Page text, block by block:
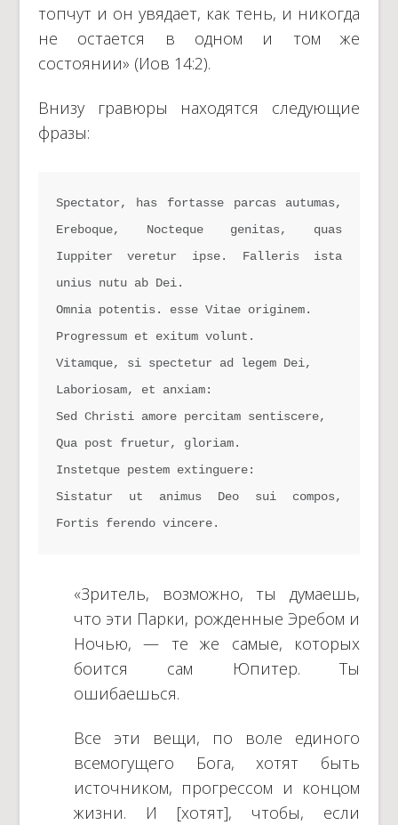
топчут и он увядает, как тень, и никогда
не остается в одном и том же
состоянии» (Иов 14:2).
Внизу гравюры находятся следующие
фразы:
Spectator, has fortasse parcas autumas,
Ereboque, Nocteque genitas, quas
Iuppiter veretur ipse. Falleris ista
unius nutu ab Dei.
Omnia potentis. esse Vitae originem.
Progressum et exitum volunt.
Vitamque, si spectetur ad legem Dei,
Laboriosam, et anxiam:
Sed Christi amore percitam sentiscere,
Qua post fruetur, gloriam.
Instetque pestem extinguere:
Sistatur ut animus Deo sui compos,
Fortis ferendo vincere.
«Зритель, возможно, ты думаешь,
что эти Парки, рожденные Эребом и
Ночью, — те же самые, которых
боится сам Юпитер. Ты
ошибаешься.
Все эти вещи, по воле единого
всемогущего Бога, хотят быть
источником, прогрессом и концом
жизни. И [хотят], чтобы, если